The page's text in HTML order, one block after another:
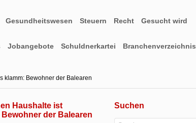
Gesundheitswesen Steuern Recht Gesucht wird
Jobangebote Schuldnerkartei Branchenverzeichnis
klamm: Bewohner der Balearen
Suchen
Haushalte ist
der Balearen